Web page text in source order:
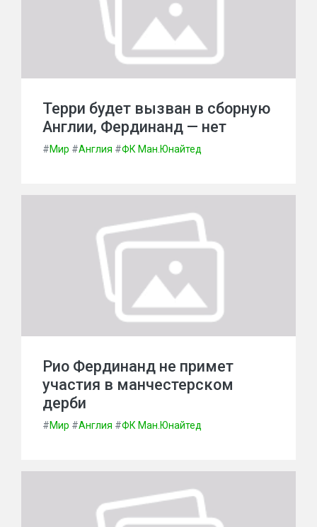
Терри будет вызван в сборную
Англии, Фердинанд — нет
#Мир #Англия #ФК Ман.Юнайтед
Рио Фердинанд не примет
участия в манчестерском
дерби
#Мир #Англия #ФК Ман.Юнайтед